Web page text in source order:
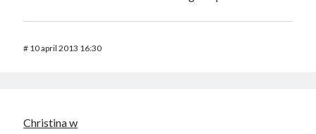
# 10 april 2013 16:30
Christina w